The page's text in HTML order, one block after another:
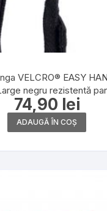
VELCRO® EASY
negru rezistentă
74,90 lei
ADAUGĂ ÎN COȘ